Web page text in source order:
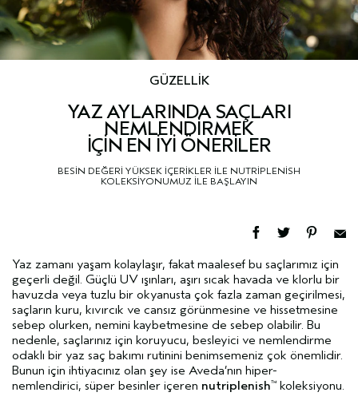
GÜZELLİK
YAZ AYLARINDA SAÇLARI
NEMLENDİRMEK
İÇİN EN İYİ ÖNERİLER
BESİN DEĞERİ YÜKSEK İÇERİKLER İLE NUTRİPLENİSH
KOLEKSİYONUMUZ İLE BAŞLAYIN
Yaz zamanı yaşam kolaylaşır, fakat maalesef bu saçlarımız için
geçerli değil. Güçlü UV ışınları, aşırı sıcak havada ve klorlu bir
havuzda veya tuzlu bir okyanusta çok fazla zaman geçirilmesi,
saçların kuru, kıvırcık ve cansız görünmesine ve hissetmesine
sebep olurken, nemini kaybetmesine de sebep olabilir. Bu
nedenle, saçlarınız için koruyucu, besleyici ve nemlendirme
odaklı bir yaz saç bakımı rutinini benimsemeniz çok önemlidir.
Bunun için ihtiyacınız olan şey ise Aveda’nın hiper-
nemlendirici, süper besinler içeren nutriplenish™ koleksiyonu.